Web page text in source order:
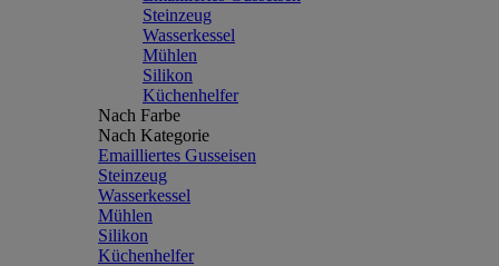
Steinzeug
Wasserkessel
Mühlen
Silikon
Küchenhelfer
Nach Farbe
Nach Kategorie
Emailliertes Gusseisen
Steinzeug
Wasserkessel
Mühlen
Silikon
Küchenhelfer